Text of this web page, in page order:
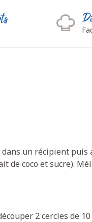
un récipient puis
de coco et sucre).
2 cercles de 10